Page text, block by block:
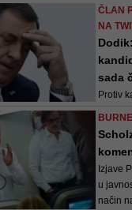
ČLAN
NA
sada
Protiv
su
Izjave
u
način